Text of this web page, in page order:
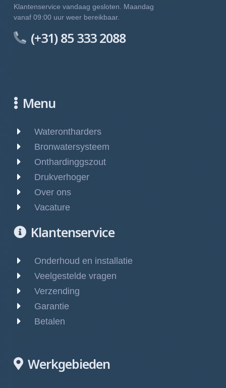
Klantenservice vandaag gesloten. Maandag
vanaf 09:00 uur weer bereikbaar.
(+31) 85 333 2088
Menu
Waterontharders
Bronwatersysteem
Onthardinggszout
Drukverhoger
Over ons
Vacature
Klantenservice
Onderhoud en installatie
Veelgestelde vragen
Verzending
Garantie
Betalen
Werkgebieden